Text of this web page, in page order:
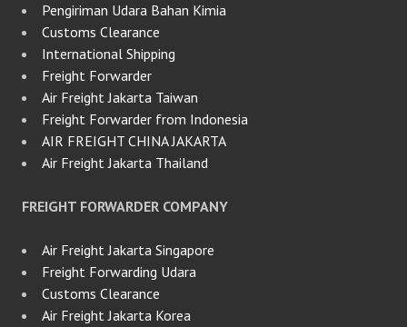
Pengiriman Udara Bahan Kimia
Customs Clearance
International Shipping
Freight Forwarder
Air Freight Jakarta Taiwan
Freight Forwarder from Indonesia
AIR FREIGHT CHINA JAKARTA
Air Freight Jakarta Thailand
FREIGHT FORWARDER COMPANY
Air Freight Jakarta Singapore
Freight Forwarding Udara
Customs Clearance
Air Freight Jakarta Korea